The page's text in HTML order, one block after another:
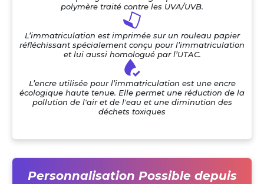
polymère traité contre les UVA/UVB.
L’immatriculation est imprimée sur un rouleau papier
réfléchissant spécialement conçu pour l’immatriculation
et lui aussi homologué par l’UTAC.
L’encre utilisée pour l’immatriculation est une encre
écologique haute tenue. Elle permet une réduction de la
pollution de l'air et de l'eau et une diminution des
déchets toxiques
Personnalisation Possible depuis